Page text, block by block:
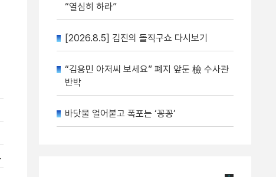
“열심히 하라”
[2026.8.5] 김진의 돌직구쇼 다시보기
“김용민 아저씨 보세요” 폐지 앞둔 檢 수사관
반박
바닷물 얼어붙고 폭포는 ‘꽁꽁’